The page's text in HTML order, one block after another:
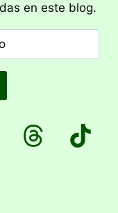
en este blog.